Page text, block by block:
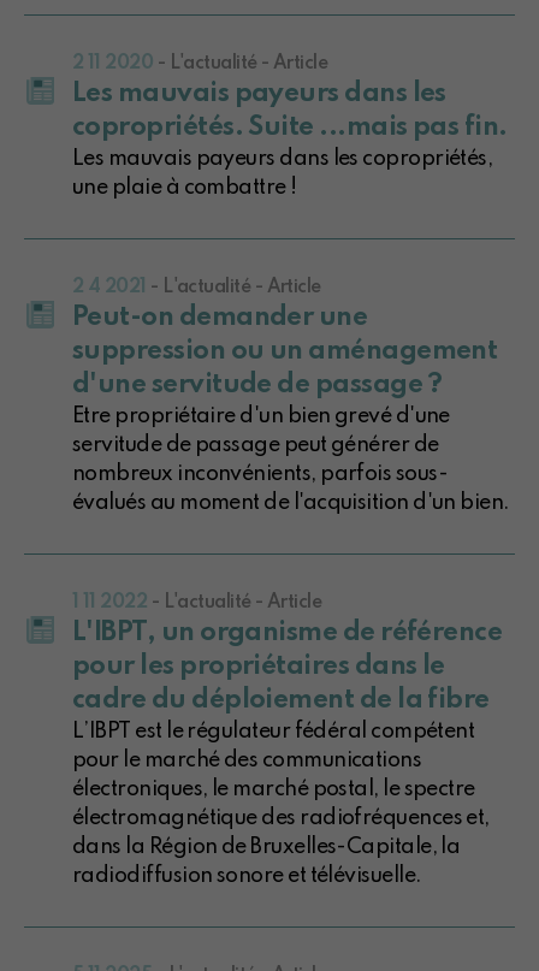
2 11 2020 - L'actualité - Article
Les mauvais payeurs dans les
copropriétés. Suite ...mais pas fin.
Les mauvais payeurs dans les copropriétés,
une plaie à combattre !
2 4 2021 - L'actualité - Article
Peut-on demander une
suppression ou un aménagement
d'une servitude de passage ?
Etre propriétaire d'un bien grevé d'une
servitude de passage peut générer de
nombreux inconvénients, parfois sous-
évalués au moment de l'acquisition d'un bien.
1 11 2022 - L'actualité - Article
L'IBPT, un organisme de référence
pour les propriétaires dans le
cadre du déploiement de la fibre
L’IBPT est le régulateur fédéral compétent
pour le marché des communications
électroniques, le marché postal, le spectre
électromagnétique des radiofréquences et,
dans la Région de Bruxelles-Capitale, la
radiodiffusion sonore et télévisuelle.